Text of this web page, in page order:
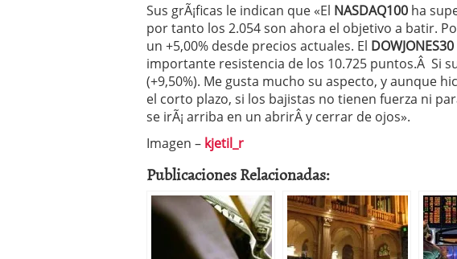
Sus grÃ¡ficas le indican que «El NASDAQ100 ha
por tanto los 2.054 son ahora el objetivo a batir.
un +5,00% desde precios actuales. El DOWJONES30
importante resistencia de los 10.725 puntos.Â Si
(+9,50%). Me gusta mucho su aspecto, y aunque
el corto plazo, si los bajistas no tienen fuerza ni
se irÃ¡ arriba en un abrirÂ y cerrar de ojos».
Imagen – kjetil_r
Publicaciones Relacionadas: